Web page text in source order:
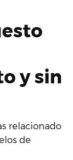
y sin
relacionado
de